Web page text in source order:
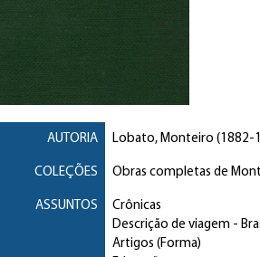
AUTORIA Lobato, Monteiro (1882-
COLEÇÕES Obras completas de
ASSUNTOS
Crônicas
Descrição de viagem -
Artigos (Forma)